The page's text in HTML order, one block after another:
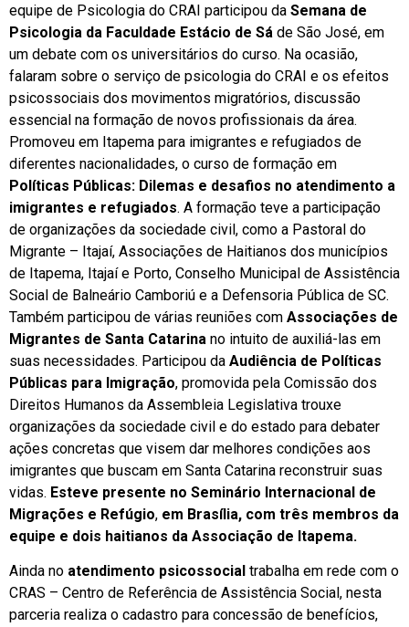
equipe de Psicologia do CRAI participou da Semana de
Psicologia da Faculdade Estácio de Sá de São José, em
um debate com os universitários do curso. Na ocasião,
falaram sobre o serviço de psicologia do CRAI e os efeitos
psicossociais dos movimentos migratórios, discussão
essencial na formação de novos profissionais da área.
Promoveu em Itapema para imigrantes e refugiados de
diferentes nacionalidades, o curso de formação em
Políticas Públicas: Dilemas e desafios no atendimento a
imigrantes e refugiados. A formação teve a participação
de organizações da sociedade civil, como a Pastoral do
Migrante – Itajaí, Associações de Haitianos dos municípios
de Itapema, Itajaí e Porto, Conselho Municipal de Assistência
Social de Balneário Camboriú e a Defensoria Pública de SC.
Também participou de várias reuniões com Associações de
Migrantes de Santa Catarina no intuito de auxiliá-las em
suas necessidades. Participou da Audiência de Políticas
Públicas para Imigração, promovida pela Comissão dos
Direitos Humanos da Assembleia Legislativa trouxe
organizações da sociedade civil e do estado para debater
ações concretas que visem dar melhores condições aos
imigrantes que buscam em Santa Catarina reconstruir suas
vidas. Esteve presente no Seminário Internacional de
Migrações e Refúgio, em Brasília, com três membros da
equipe e dois haitianos da Associação de Itapema.
Ainda no atendimento psicossocial trabalha em rede com o
CRAS – Centro de Referência de Assistência Social, nesta
parceria realiza o cadastro para concessão de benefícios,